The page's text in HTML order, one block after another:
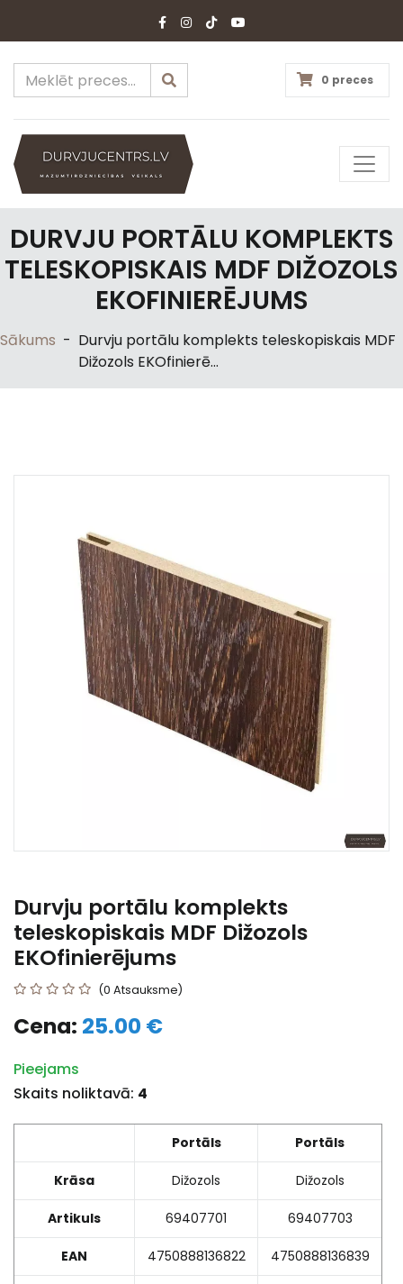
0 preces
DURVJU PORTĀLU KOMPLEKTS
TELESKOPISKAIS MDF DIŽOZOLS
EKOFINIERĒJUMS
Sākums - Durvju portālu komplekts teleskopiskais MDF
Dižozols EKOfinierē...
Durvju portālu komplekts
teleskopiskais MDF Dižozols
EKOfinierējums
(0 Atsauksme)
Cena: 25.00 €
Pieejams
Skaits noliktavā: 4
Portāls Portāls
Krāsa Dižozols Dižozols
Artikuls 69407701 69407703
EAN 4750888136822 4750888136839